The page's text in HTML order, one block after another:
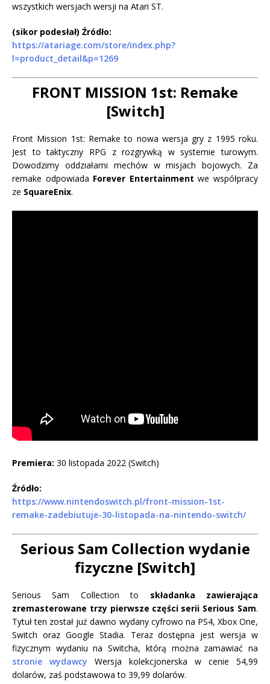
wszystkich wersjach wersji na Atari ST.
(sikor podesłał) Źródło:
https://atariage.com/store/index.php?
l=product_detail&p=1269
FRONT MISSION 1st: Remake
[Switch]
Front Mission 1st: Remake to nowa wersja gry z 1995 roku.
Jest to taktyczny RPG z rozgrywką w systemie turowym.
Dowodzimy oddziałami mechów w misjach bojowych. Za
remake odpowiada Forever Entertainment we współpracy
ze SquareEnix.
Premiera: 30 listopada 2022 (Switch)
Źródło:
https://www.nintendoswitch.pl/front-mission-1st-
remake-zadebiutuje-30-listopada-na-nintendo-switch/
Serious Sam Collection wydanie
fizyczne [Switch]
Serious Sam Collection to składanka zawierająca
zremasterowane trzy pierwsze części serii Serious Sam.
Tytuł ten został już dawno wydany cyfrowo na PS4, Xbox One,
Switch oraz Google Stadia. Teraz dostępna jest wersja w
fizycznym wydaniu na Switcha, którą można zamawiać na
stronie wydawcy Wersja kolekcjonerska w cenie 54,99
dolarów, zaś podstawowa to 39,99 dolarów.